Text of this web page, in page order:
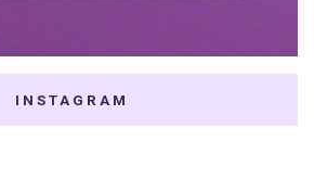
INSTAGRAM